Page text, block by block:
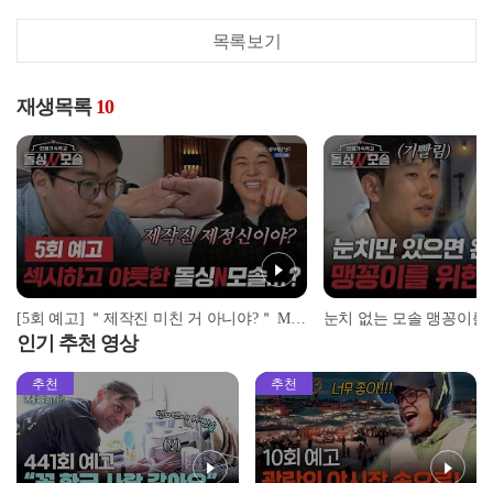
목록보기
재생목록 10
[5회 예고] ＂제작진 미친 거 아니야?＂ MC 넉살이 극대노한 레전드 수업 | ＜돌싱N모솔＞ 5월 12일 (화) 밤 10시 MBC every1
인기 추천 영상
추천 추천